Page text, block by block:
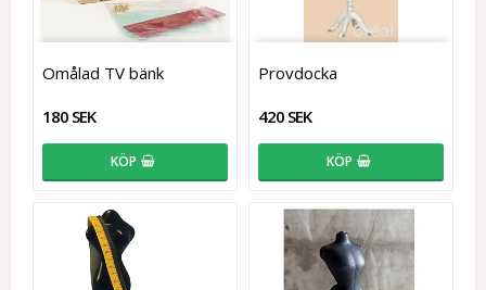
Omålad TV bänk
180 SEK
KÖP
Provdocka
420 SEK
KÖP